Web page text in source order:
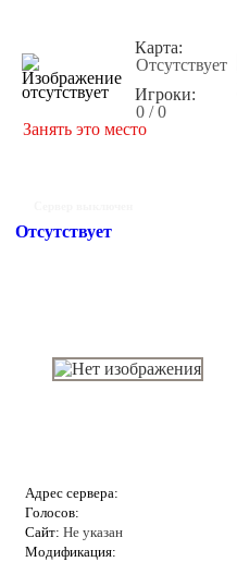
Карта:
Отсутствует
Игроки:
0 / 0
Занять это место
Отсутствует
Адрес сервера:
Голосов:
Сайт: Не указан
Модификация: